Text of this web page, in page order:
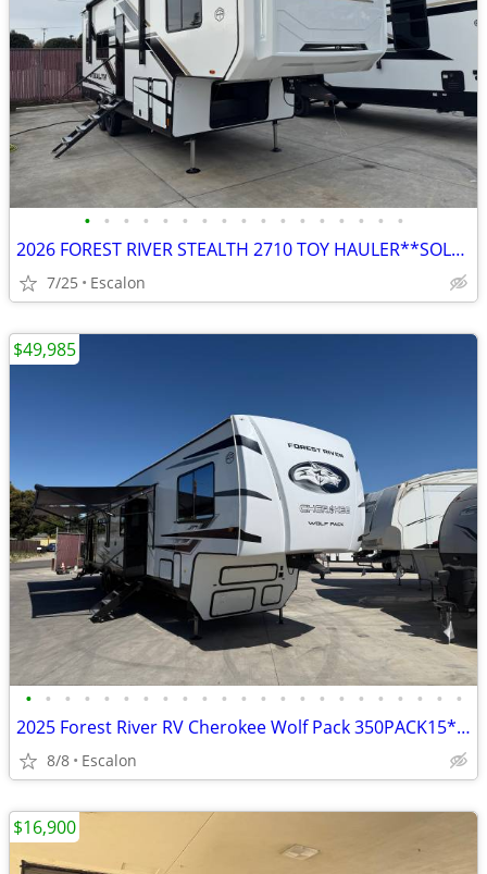
• • • • • • • • • • • • • • • • •
2026 FOREST RIVER STEALTH 2710 TOY HAULER**SOLAR & GENERATOR**
7/25 Escalon
• • • • • • • • • • • • • • • • • • • • • • •
2025 Forest River RV Cherokee Wolf Pack 350PACK15***15’ GARAGE ***
8/8 Escalon
$49,985
$16,900